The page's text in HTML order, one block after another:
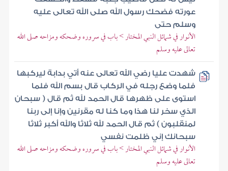
عورته فضحك رسول الله صلى الله تعالى عليه
وسلم حتى
الأنوار في شمائل النبي المختار > باب في سروره وضحكه ومزاحه صلى الله
تعالى عليه وسلم
شهدت عليا رضي الله تعالى عنه أتي بدابة ليركبها
فلما وضع رجله في الركاب قال بسم الله فلما
استوى على ظهرها قال الحمد لله ثم قال ( سبحان
الذي سخر لنا هذا وما كنا له مقرنين وإنا إلى ربنا
لمنقلبون ) ثم قال الحمد لله ثلاثا والله أكبر ثلاثا
سبحانك إني ظلمت نفسي
الأنوار في شمائل النبي المختار > باب في سروره وضحكه ومزاحه صلى الله
تعالى عليه وسلم